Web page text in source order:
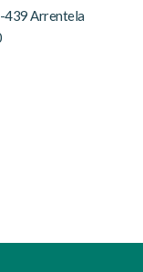
439 Arrentela